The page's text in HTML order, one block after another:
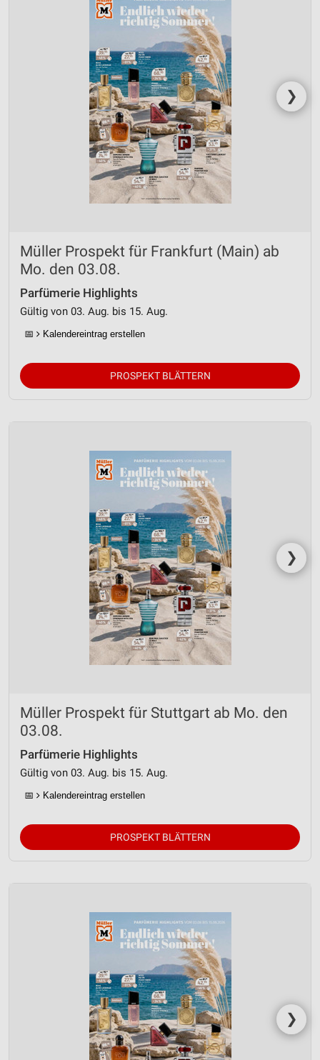
❯
Müller Prospekt für Frankfurt (Main) ab
Mo. den 03.08.
Parfümerie Highlights
Gültig von 03. Aug. bis 15. Aug.
📅 Kalendereintrag erstellen
PROSPEKT BLÄTTERN
❯
Müller Prospekt für Stuttgart ab Mo. den
03.08.
Parfümerie Highlights
Gültig von 03. Aug. bis 15. Aug.
📅 Kalendereintrag erstellen
PROSPEKT BLÄTTERN
❯
Entwicklung und Verbesserung der Angebote
Verwendung reduzierter Daten zur Auswahl von
IAB-Besonderheiten:
Verwendung genauer Standortdaten
Geräte anhand von aktiv angeforderten
Informationen identifizieren
Nicht-IAB-Verarbeitungszwecke:
Funktional